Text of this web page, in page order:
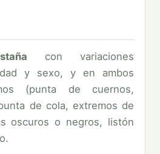
con variaciones
y sexo, y en ambos
(punta de cuernos,
de cola, extremos de
oscuros o negros, listón